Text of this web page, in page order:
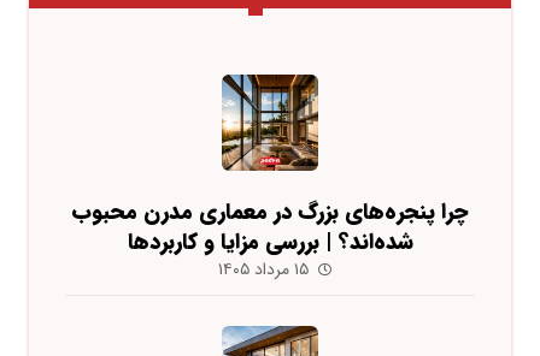
چرا پنجره‌های بزرگ در معماری مدرن محبوب
شده‌اند؟ | بررسی مزایا و کاربردها
۱۵ مرداد ۱۴۰۵